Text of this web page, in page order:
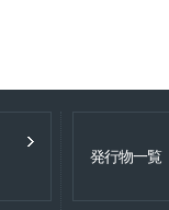
発行物一覧